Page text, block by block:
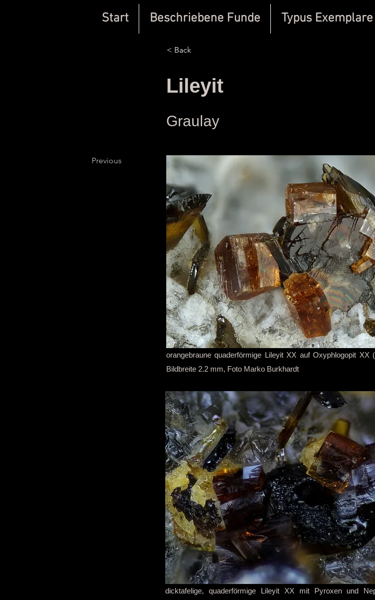
Start Beschriebene Funde Typus Exemplare
< Back
Lileyit
Graulay
Previous
orangebraune quaderförmige Lileyit XX auf Oxyphlogopit
Bildbreite 2.2 mm, Foto Marko Burkhardt
dicktafelige, quaderförmige Lileyit XX mit Pyroxen und